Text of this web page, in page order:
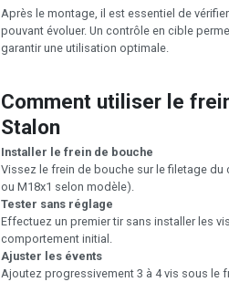
Après le montage, il est essentiel de
pouvant évoluer. Un contrôle en cible
garantir une utilisation optimale.
Comment utiliser le
Stalon
Installer le frein de bouche
Vissez le frein de bouche sur le filetage du
ou M18x1 selon modèle).
Tester sans réglage
Effectuez un premier tir sans installer les
comportement initial.
Ajuster les évents
Ajoutez progressivement 3 à 4 vis sous le